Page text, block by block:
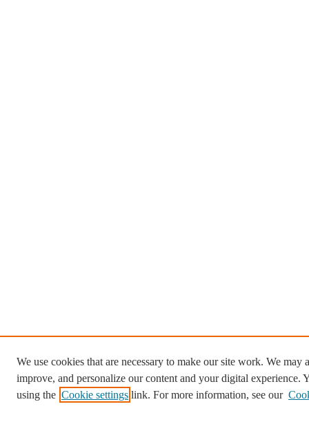
We use cookies that are necessary to make our site work. We may
improve, and personalize our content and your digital experience.
using the Cookie settings link. For more information, see our